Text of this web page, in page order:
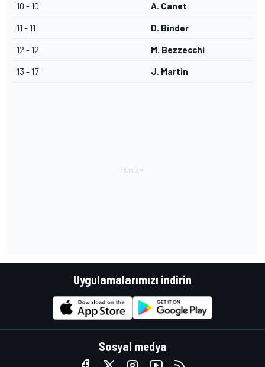
10 - 10 A. Canet
11 - 11 D. Binder
12 - 12 M. Bezzecchi
13 - 17 J. Martin
Uygulamalarımızı indirin
Sosyal medya